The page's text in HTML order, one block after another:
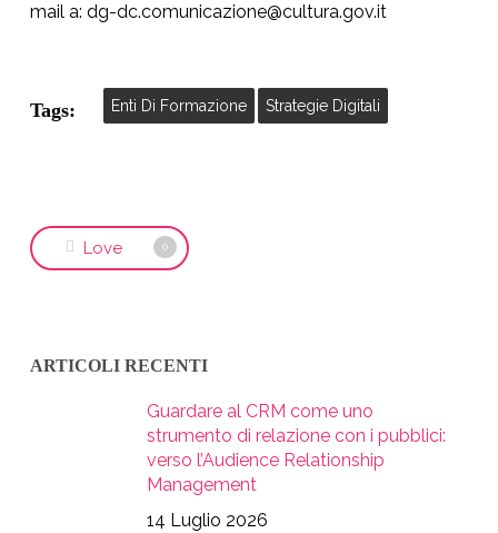
mail a: dg-dc.comunicazione@cultura.gov.it
Tags: Enti Di Formazione Strategie Digitali
Love 0
ARTICOLI RECENTI
Guardare al CRM come uno
strumento di relazione con i pubblici:
verso l’Audience Relationship
Management
14 Luglio 2026